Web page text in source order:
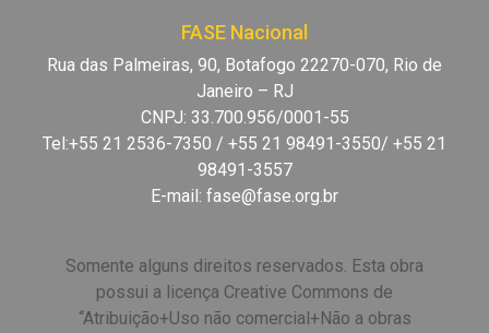
FASE Nacional
Rua das Palmeiras, 90, Botafogo 22270-070, Rio de
Janeiro – RJ
CNPJ: 33.700.956/0001-55
Tel:+55 21 2536-7350 / +55 21 98491-3550/ +55 21
98491-3557
E-mail: fase@fase.org.br
Somente alguns direitos reservados. Esta obra
possui a licença Creative Commons de
“Atribuição+Uso não comercial+Não a obras